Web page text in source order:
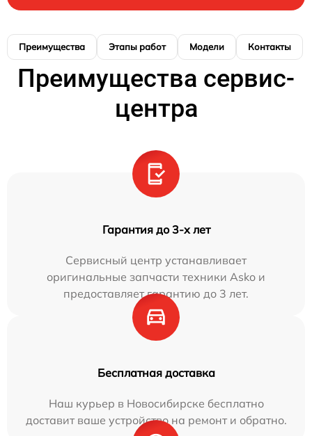
Преимущества Этапы работ Модели Контакты
Преимущества сервис-
центра
Гарантия до 3-х лет
Сервисный центр устанавливает
оригинальные запчасти техники Asko и
предоставляет гарантию до 3 лет.
Бесплатная доставка
Наш курьер в Новосибирске бесплатно
доставит ваше устройство на ремонт и обратно.